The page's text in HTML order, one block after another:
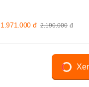
2.190.000 đ
1.971.000 đ